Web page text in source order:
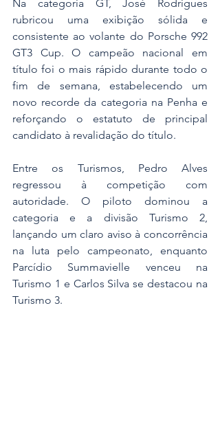
Na categoria GT, José Rodrigues
rubricou uma exibição sólida e
consistente ao volante do Porsche 992
GT3 Cup. O campeão nacional em
título foi o mais rápido durante todo o
fim de semana, estabelecendo um
novo recorde da categoria na Penha e
reforçando o estatuto de principal
candidato à revalidação do título.
Entre os Turismos, Pedro Alves
regressou à competição com
autoridade. O piloto dominou a
categoria e a divisão Turismo 2,
lançando um claro aviso à concorrência
na luta pelo campeonato, enquanto
Parcídio Summavielle venceu na
Turismo 1 e Carlos Silva se destacou na
Turismo 3.